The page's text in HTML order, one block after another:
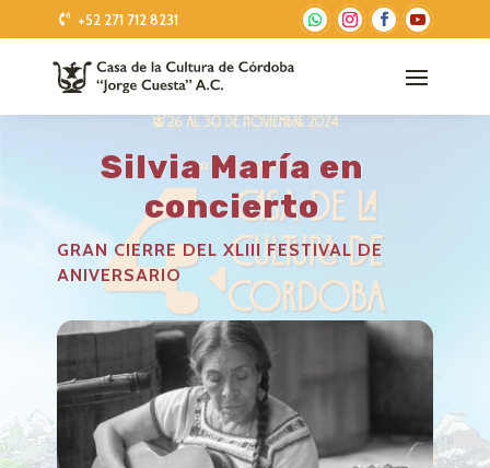
+52 271 712 8231
Silvia María en
concierto
GRAN CIERRE DEL XLIII FESTIVAL DE
ANIVERSARIO